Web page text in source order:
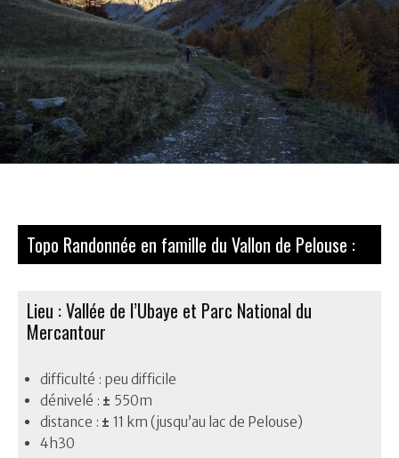
Topo Randonnée en famille du Vallon de Pelouse :
Lieu : Vallée de l’Ubaye et Parc National du
Mercantour
difficulté : peu difficile
dénivelé : ± 550m
distance : ± 11 km (jusqu’au lac de Pelouse)
4h30